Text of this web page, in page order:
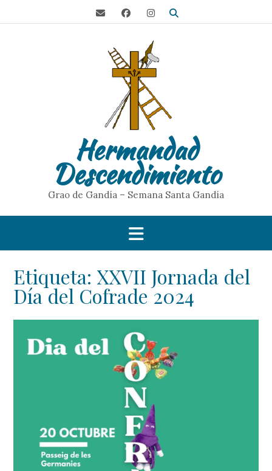
Hermandad
Descendimiento
Grao de Gandía – Semana Santa Gandía
Etiqueta: XXVII Jornada del
Día del Cofrade 2024